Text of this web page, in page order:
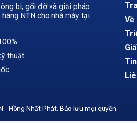
bi, gối đỡ và giải pháp
NTN cho nhà máy tại
thuật
Về
- Hồng Nhất Phát. Bảo lưu mọi quyền.